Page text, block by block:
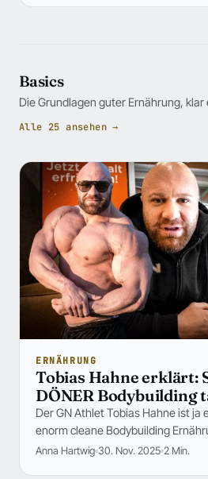
Basics
Die Grundlagen guter Ernährung, klar
Alle 25 ansehen →
ERNÄHRUNG
Tobias Hahne erklärt:
DÖNER Bodybuilding
Der GN Athlet Tobias Hahne ist ja
enorm cleane Bodybuilding
Anna Hartwig 30. Nov. 2025 2 Min.